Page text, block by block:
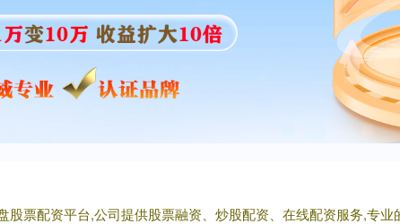
票配资平台,公司提供股票融资、炒股配资、在线配资服务,专